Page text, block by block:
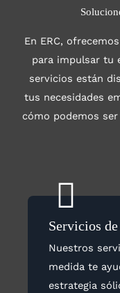
En ERC,
para impulsar tu
servicios están
tus necesidades
cómo podemos
Servicios
Nuestros
medida te
estrategia